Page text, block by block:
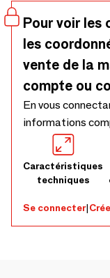
Pour voir
les
vente de la
compte ou
En vous
informations
Caractéristiques
techniques
Se connecter|